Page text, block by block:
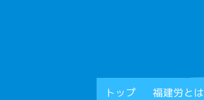
トップ 福建労とは